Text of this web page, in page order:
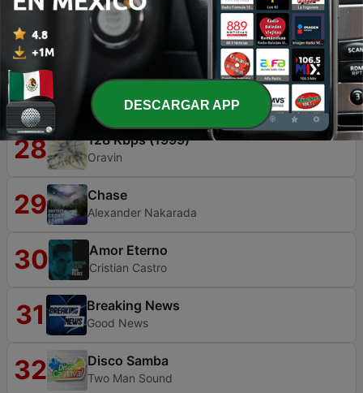
26 Reactor
Peter P. Carson
27 Hymne
Era
28 128 Kbps (1999)
Oravin
29 Chase
Alexander Nakarada
30 Amor Eterno
Cristian Castro
31 Breaking News
Good News
32 Disco Samba
Two Man Sound
DESCARGAR APP